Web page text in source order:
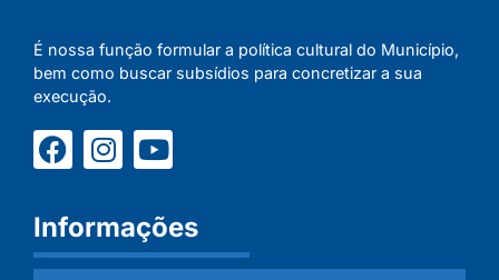
É nossa função formular a política cultural do Município,
bem como buscar subsídios para concretizar a sua
execução.
Informações